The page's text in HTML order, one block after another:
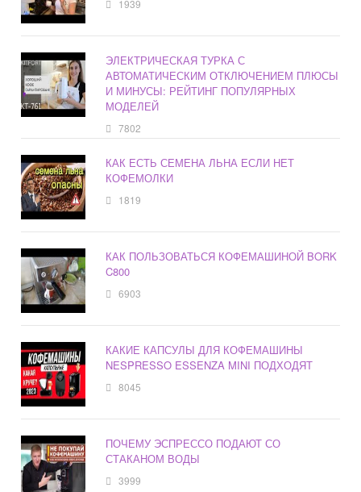
1939
ЭЛЕКТРИЧЕСКАЯ ТУРКА С
АВТОМАТИЧЕСКИМ ОТКЛЮЧЕНИЕМ ПЛЮСЫ
И МИНУСЫ: РЕЙТИНГ ПОПУЛЯРНЫХ
МОДЕЛЕЙ
7802
КАК ЕСТЬ СЕМЕНА ЛЬНА ЕСЛИ НЕТ
КОФЕМОЛКИ
1819
КАК ПОЛЬЗОВАТЬСЯ КОФЕМАШИНОЙ BORK
C800
6903
КАКИЕ КАПСУЛЫ ДЛЯ КОФЕМАШИНЫ
NESPRESSO ESSENZA MINI ПОДХОДЯТ
8045
ПОЧЕМУ ЭСПРЕССО ПОДАЮТ СО
СТАКАНОМ ВОДЫ
3999